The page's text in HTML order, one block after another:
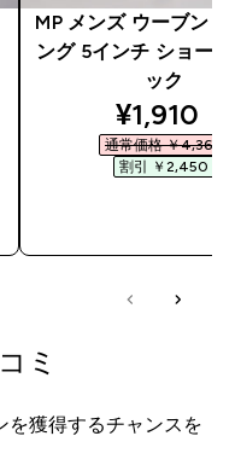
MP メンズ ウーブン ト
ング 5インチ ショーツ
ック
¥1,910‎
通常価格 ￥4,360‎
割引 ￥2,450‎
ミ
を獲得するチャンスを